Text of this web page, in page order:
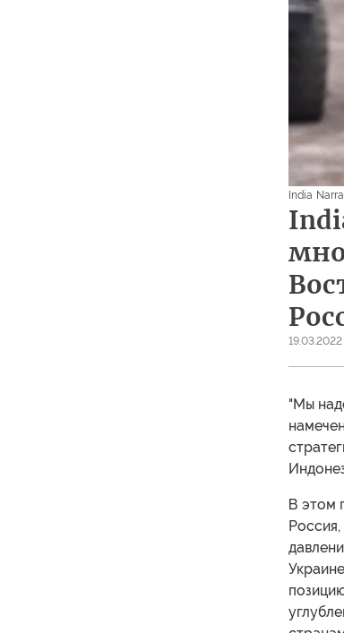
India
19.03.2022
"Мы
В этом